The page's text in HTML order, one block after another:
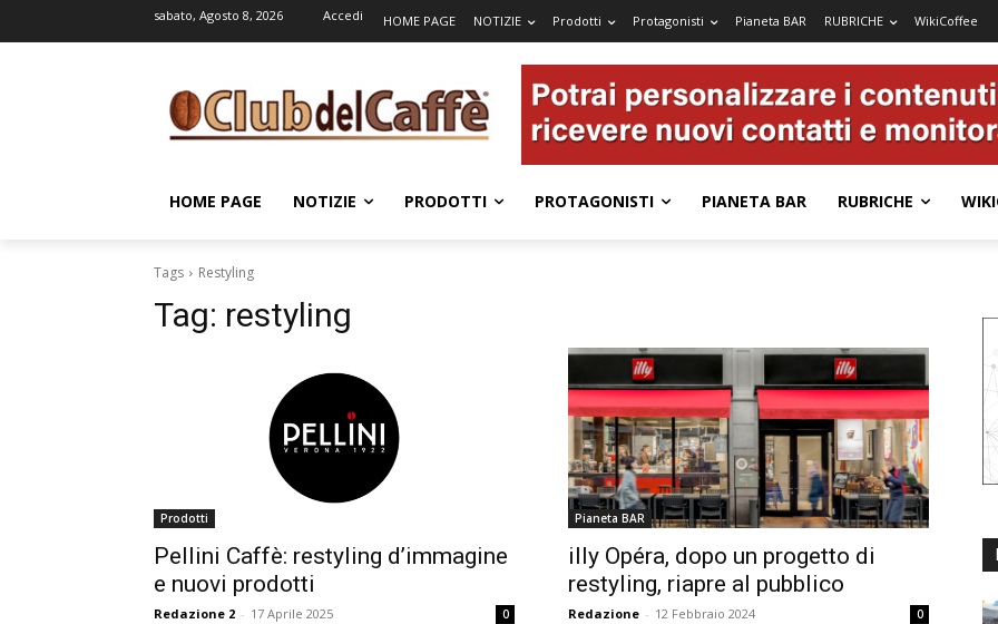
sabato, Agosto 8, 2026 Accedi HOME PAGE NOTIZIE Prodotti Protagonisti Pianeta BAR RUBRICHE WikiCoffee
HOME PAGE NOTIZIE PRODOTTI PROTAGONISTI PIANETA BAR RUBRICHE
Tags Restyling
Tag: restyling
Prodotti
Pellini Caffè: restyling d’immagine
e nuovi prodotti
Redazione 2 - 17 Aprile 2025 0
Pianeta BAR
illy Opéra, dopo un progetto di
restyling, riapre al pubblico
Redazione - 12 Febbraio 2024 0